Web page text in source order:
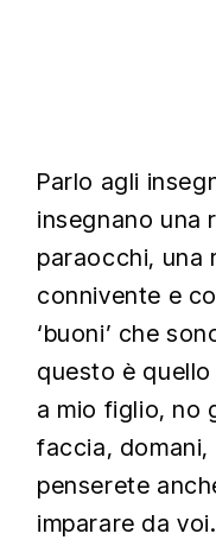
Parlo agli
insegnano una
paraocchi, una
connivente e
‘buoni’ che
questo è
a mio figlio, no
faccia,
penserete
imparare da voi.